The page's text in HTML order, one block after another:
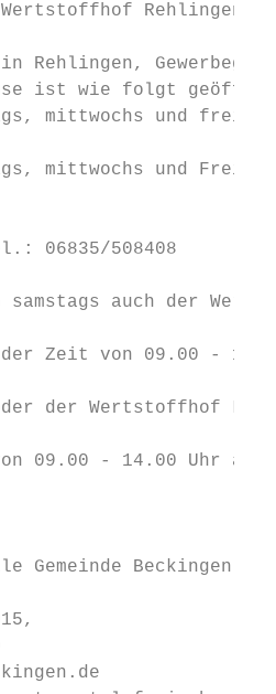
Wertstoffhof
Rehlingen,
ist wie folgt
mittwochs und
mittwochs und
06835/508408
samstags auch der
Zeit von 09.00 -
der Wertstoffhof
09.00 - 14.00 Uhr
Gemeinde